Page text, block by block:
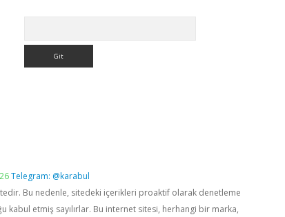
Telegram: @karabul
Bu nedenle, sitedeki içerikleri proaktif olarak denetleme
kabul etmiş sayılırlar. Bu internet sitesi, herhangi bir marka,